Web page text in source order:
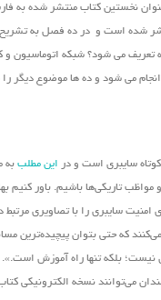
نخستین کتاب منتشر شده به
شده است و در ده فصل به تشریح
تعریف می شود؟ شبکه اتوماسیون و
می شود و ده ها موضوع دیگر را
سایبری است و در این مطلب به
مواظب تاریکی‌ها باشیم. باور
امنیت سایبری را با تصاویری
که حتی بتوان پیچیده‌ترین
بلکه تنها راه آموزش
می‌توانند نسخه الکترونیکی